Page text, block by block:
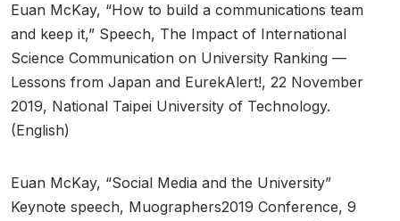
Euan McKay, “How to build a communications team
and keep it,” Speech, The Impact of International
Science Communication on University Ranking —
Lessons from Japan and EurekAlert!, 22 November
2019, National Taipei University of Technology.
(English)
Euan McKay, “Social Media and the University”
Keynote speech, Muographers2019 Conference, 9